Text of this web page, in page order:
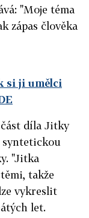
"Moje téma
zápas člověka
si ji umělci
část díla Jitky
syntetickou
"Jitka
takže
vykreslit
let.